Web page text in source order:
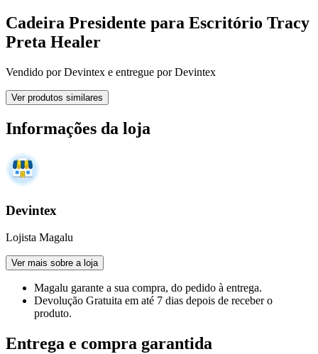
Cadeira Presidente para Escritório Tracy
Preta Healer
Vendido porDevintex e entregue por Devintex
Ver produtos similares
Informações da loja
Devintex
Lojista Magalu
Ver mais sobre a loja
Magalu garante a sua compra, do pedido à entrega.
Devolução Gratuita em até 7 dias depois de receber o
produto.
Entrega e compra garantida